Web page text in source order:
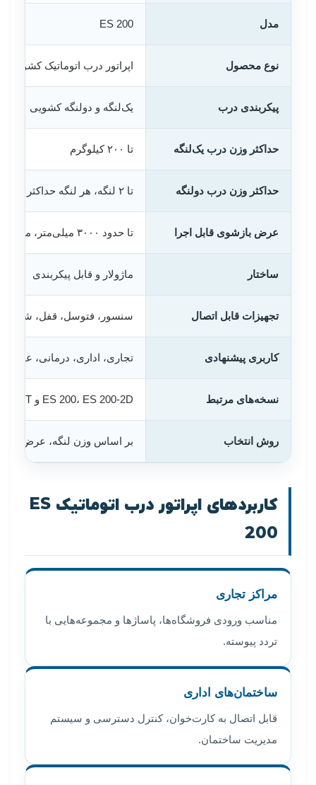
مدل ES 200
نوع محصول اپراتور درب اتوماتیک کشویی
پیکربندی درب یک‌لنگه و دولنگه کشویی
حداکثر وزن درب یک‌لنگه تا ۲۰۰ کیلوگرم
حداکثر وزن درب دولنگه تا ۲ لنگه، هر لنگه حداکثر ۱۶۰ کیلوگرم
عرض بازشوی قابل اجرا تا حدود ۳۰۰۰ میلی‌متر، متناسب با پیکربندی پروژه
ساختار ماژولار و قابل پیکربندی
تجهیزات قابل اتصال سنسور، فتوسل، قفل،
کاربری پیشنهادی تجاری، اداری، درمانی،
نسخه‌های مرتبط ES 200، ES 200-2D و ES 200 T
روش انتخاب بر اساس وزن لنگه، عرض
کاربردهای اپراتور درب اتوماتیک ES
200
مراکز تجاری
مناسب ورودی فروشگاه‌ها، پاساژها و مجموعه‌هایی با
تردد پیوسته.
ساختمان‌های اداری
قابل اتصال به کارت‌خوان، کنترل دسترسی و سیستم
مدیریت ساختمان.